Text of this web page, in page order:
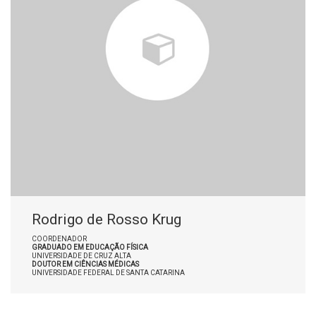
Rodrigo de Rosso Krug
COORDENADOR
GRADUADO EM EDUCAÇÃO FÍSICA
UNIVERSIDADE DE CRUZ ALTA
DOUTOR EM CIÊNCIAS MÉDICAS
UNIVERSIDADE FEDERAL DE SANTA CATARINA